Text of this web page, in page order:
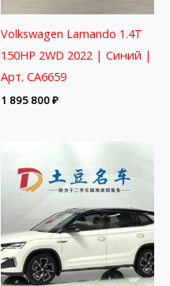
Volkswagen Lamando 1.4T
150HP 2WD 2022 | Синий |
Арт. CA6659
1 895 800₽